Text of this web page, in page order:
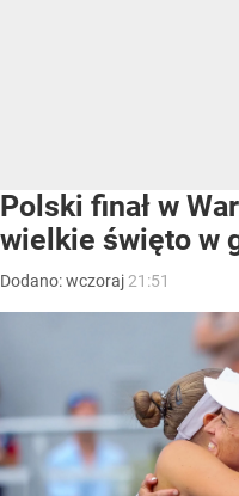
Polski finał w
wielkie święto w
Dodano:wczoraj 21:51